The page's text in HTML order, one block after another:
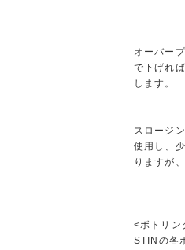
オーバー
で下げれ
します。
スロージ
使用し、
りますが
<ボトリン
STINの各